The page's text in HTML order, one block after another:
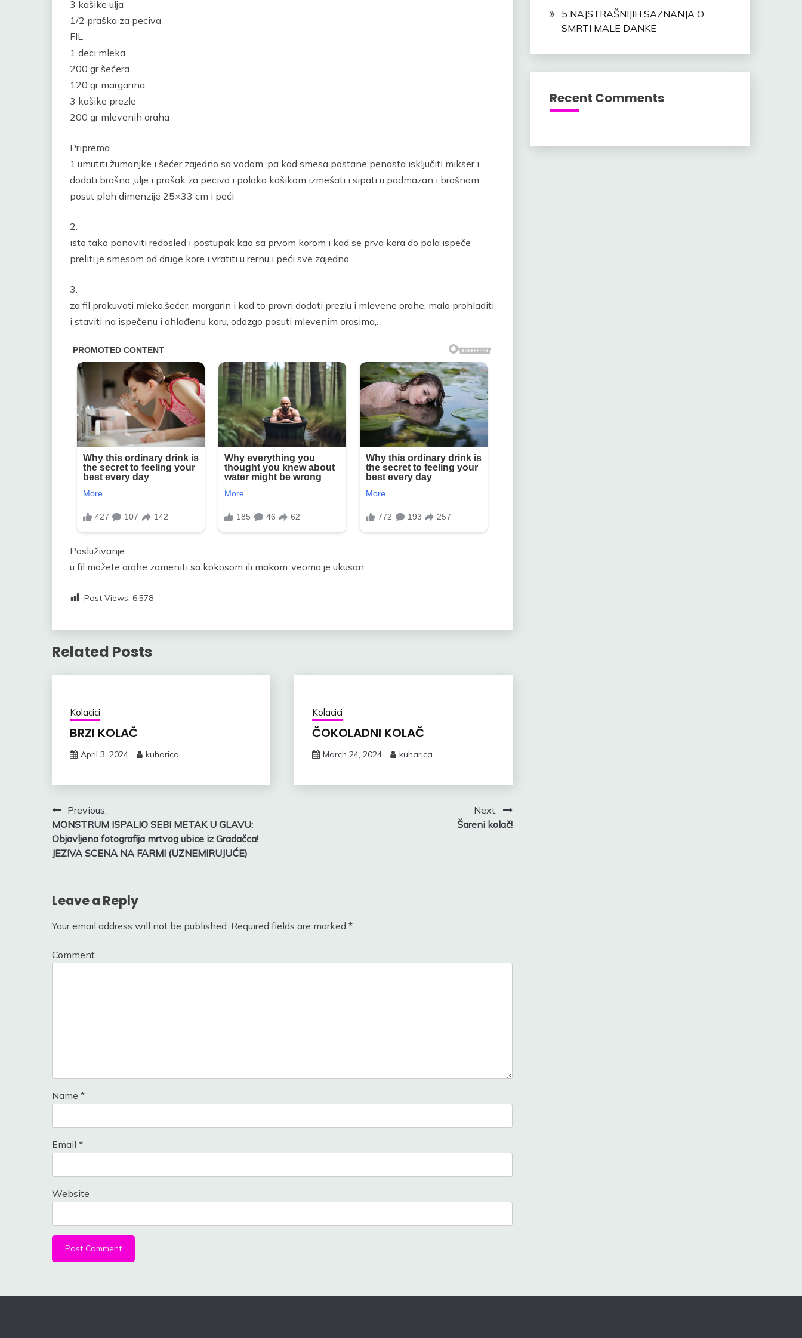
3 kašike ulja
1/2 praška za peciva
FIL
1 deci mleka
200 gr šećera
120 gr margarina
3 kašike prezle
200 gr mlevenih oraha
Priprema
1.umutiti žumanjke i šećer zajedno sa vodom, pa kad smesa postane penasta isključiti mikser i
dodati brašno ,ulje i prašak za pecivo i polako kašikom izmešati i sipati u podmazan i brašnom
posut pleh dimenzije 25×33 cm i peći
2.
isto tako ponoviti redosled i postupak kao sa prvom korom i kad se prva kora do pola ispeče
preliti je smesom od druge kore i vratiti u rernu i peći sve zajedno.
3.
za fil prokuvati mleko,šećer, margarin i kad to provri dodati prezlu i mlevene orahe, malo prohladiti
i staviti na ispečenu i ohlađenu koru, odozgo posuti mlevenim orasima,.
Posluživanje
u fil možete orahe zameniti sa kokosom ili makom ,veoma je ukusan.
Post Views: 6,578
Related Posts
Kolacici
BRZI KOLAČ
April 3, 2024 kuharica
Kolacici
ČOKOLADNI KOLAČ
March 24, 2024 kuharica
Post
navigation
Previous:
MONSTRUM ISPALIO SEBI METAK U GLAVU:
Objavljena fotografija mrtvog ubice iz Gradačca!
JEZIVA SCENA NA FARMI (UZNEMIRUJUĆE)
Next:
Šareni kolač!
Leave a Reply
Your email address will not be published. Required fields are marked *
Comment
Name *
Email *
Website
5 NAJSTRAŠNIJIH SAZNANJA O
SMRTI MALE DANKE
Recent Comments